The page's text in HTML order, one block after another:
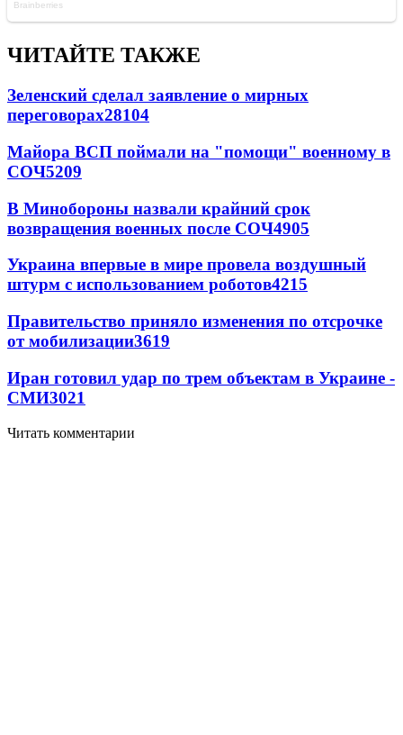
ЧИТАЙТЕ ТАКЖЕ
Зеленский сделал заявление о мирных
переговорах28104
Майора ВСП поймали на "помощи" военному в
СОЧ5209
В Минобороны назвали крайний срок
возвращения военных после СОЧ4905
Украина впервые в мире провела воздушный
штурм с использованием роботов4215
Правительство приняло изменения по отсрочке
от мобилизации3619
Иран готовил удар по трем объектам в Украине -
СМИ3021
Читать комментарии